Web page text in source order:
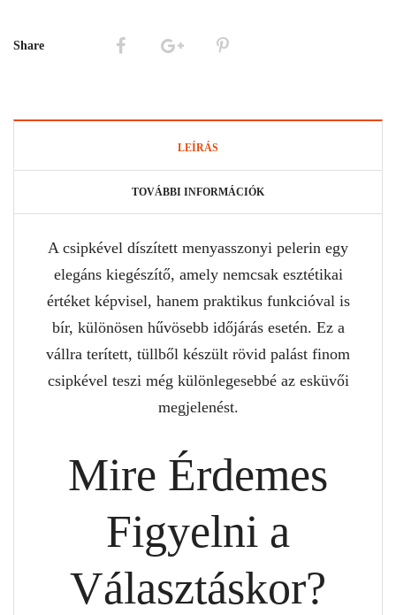
Share
LEÍRÁS
TOVÁBBI INFORMÁCIÓK
A csipkével díszített menyasszonyi pelerin egy
elegáns kiegészítő, amely nemcsak esztétikai
értéket képvisel, hanem praktikus funkcióval is
bír, különösen hűvösebb időjárás esetén. Ez a
vállra terített, tüllből készült rövid palást finom
csipkével teszi még különlegesebbé az esküvői
megjelenést.
Mire Érdemes
Figyelni a
Választáskor?